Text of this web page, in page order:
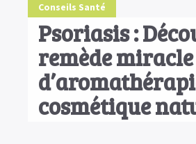
Conseils Santé
Psoriasis :
remède miracle
cosmétique
COMMENCER ICI